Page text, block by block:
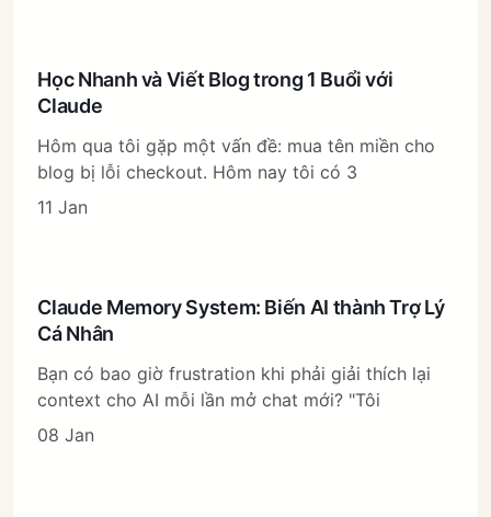
Học Nhanh và Viết Blog trong 1 Buổi với
Claude
Hôm qua tôi gặp một vấn đề: mua tên miền cho
blog bị lỗi checkout. Hôm nay tôi có 3
11 Jan
Claude Memory System: Biến AI thành Trợ Lý
Cá Nhân
Bạn có bao giờ frustration khi phải giải thích lại
context cho AI mỗi lần mở chat mới? "Tôi
08 Jan